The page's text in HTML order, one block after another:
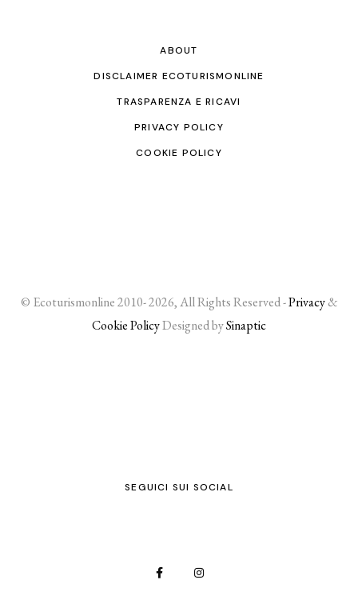
ABOUT
DISCLAIMER ECOTURISMONLINE
TRASPARENZA E RICAVI
PRIVACY POLICY
COOKIE POLICY
© Ecoturismonline 2010- 2026, All Rights Reserved -Privacy&
Cookie PolicyDesigned bySinaptic
SEGUICI SUI SOCIAL